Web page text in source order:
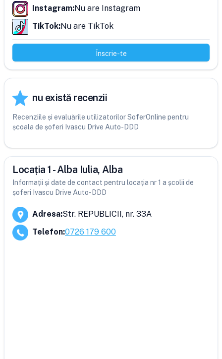
Instagram:Nu are Instagram
TikTok:Nu are TikTok
Înscrie-te
nu există recenzii
Recenziile și evaluările utilizatorilor SoferOnline pentru
școala de șoferi Ivascu Drive Auto-DDD
Locația 1 - Alba Iulia, Alba
Informații și date de contact pentru locația nr 1 a școlii de
șoferi Ivascu Drive Auto-DDD
Adresa:Str. REPUBLICII, nr. 33A
Telefon:0726 179 600